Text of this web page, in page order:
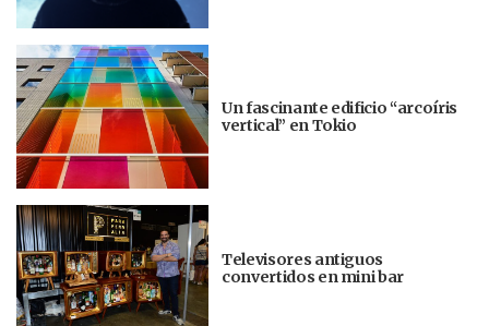
Un fascinante edificio “arcoíris
vertical” en Tokio
Televisores antiguos
convertidos en mini bar